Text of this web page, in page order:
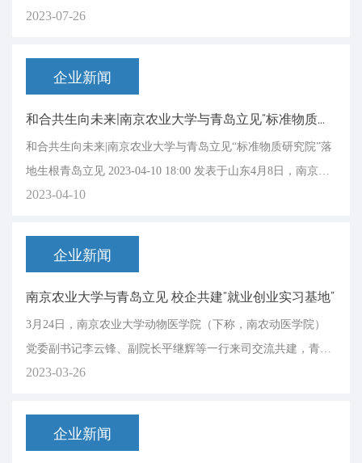
毒（P72/CD2v/MGF）三重荧光PCR检测试剂盒获批新兽药。
2023-07-26
企业新闻
和合共生向未来|南京农业大学与青岛立见“标准物质研究院”落地生根
和合共生向未来|南京农业大学与青岛立见“标准物质研究院”落
地生根青岛立见 2023-04-10 18:00 发表于山东4月8日，南京农
业大学与青岛立见生物科技有限公司共同组织的“标准物质研
2023-04-10
企业新闻
南京农业大学与青岛立见 校企共建“就业创业实习基地”
3月24日，南京农业大学动物医学院（下称，南农动医学院）
党委副书记李云锋、副院长平继辉等一行来司交流共建，青岛
立见经理班子和职能部门参与会议。交流会上，青岛立见总经
2023-03-26
企业新闻